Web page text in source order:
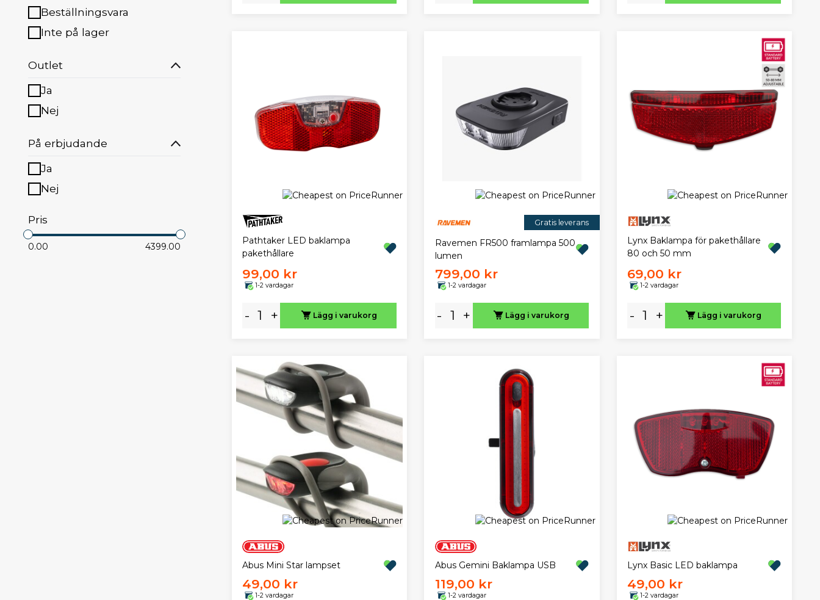
Beställningsvara
Inte på lager
Outlet
Ja
Nej
På erbjudande
Ja
Nej
Pris
0.00 4399.00
Pathtaker LED baklampa
pakethållare
99,00 kr
1-2 vardagar
- + Lägg i varukorg
Gratis leverans
Ravemen FR500 framlampa 500
lumen
799,00 kr
1-2 vardagar
- + Lägg i varukorg
Lynx Baklampa för pakethållare
80 och 50 mm
69,00 kr
1-2 vardagar
- + Lägg i varukorg
Abus Mini Star lampset
49,00 kr
1-2 vardagar
Abus Gemini Baklampa USB
119,00 kr
1-2 vardagar
Lynx Basic LED baklampa
49,00 kr
1-2 vardagar